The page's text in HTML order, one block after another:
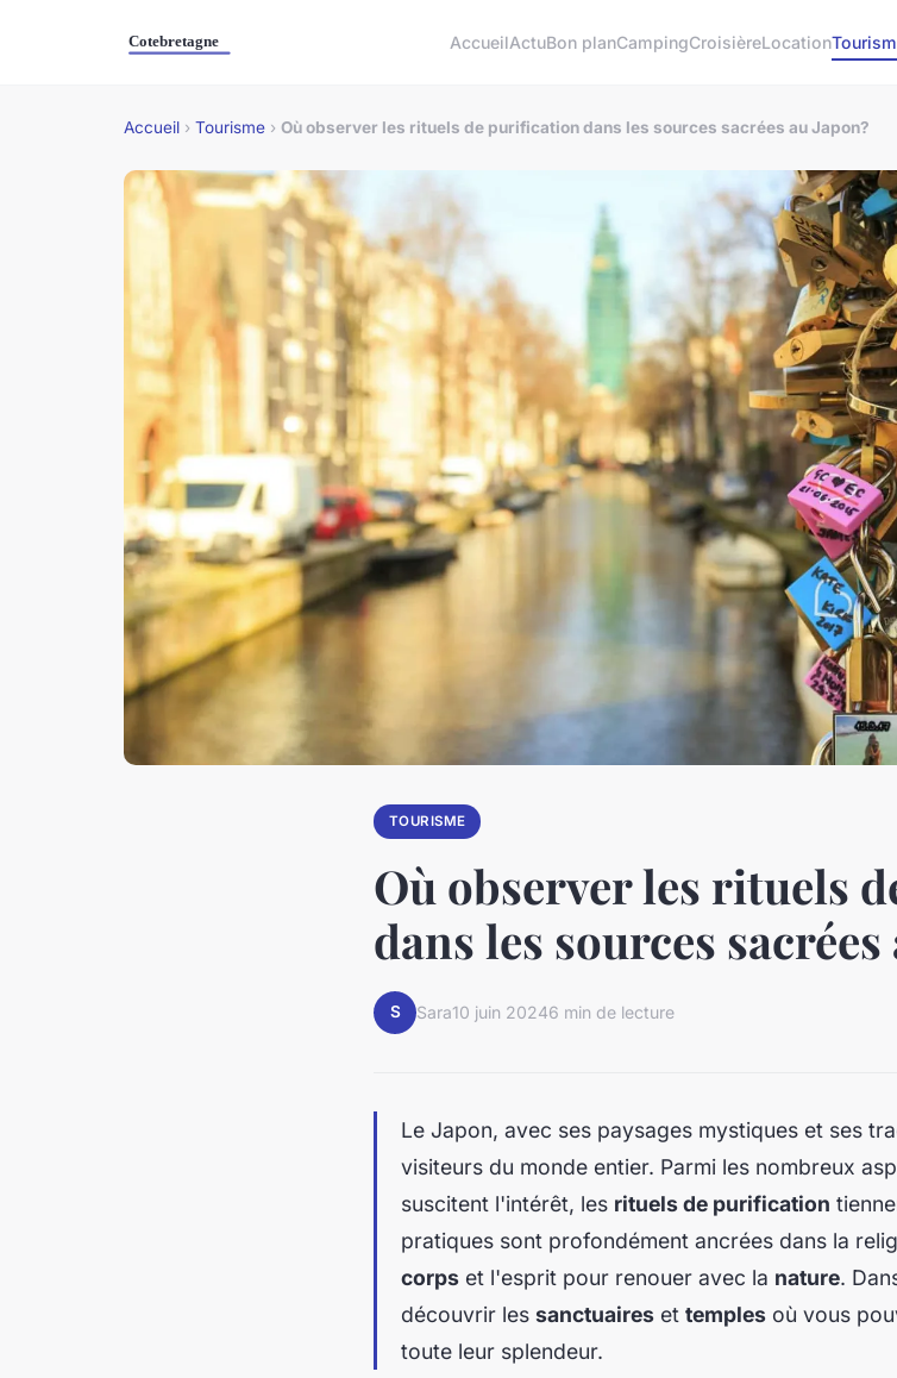
AccueilActuBon planCampingCroisièreLocation
Accueil › Tourisme › Où observer les rituels de purification dans les sources sacrées au Japon?
TOURISME
Où observer les rituels
dans les sources sacrées
S Sara10 juin 20246 min de lecture
Le Japon, avec ses paysages mystiques et ses
visiteurs du monde entier. Parmi les nombreux
suscitent l'intérêt, les rituels de purification
pratiques sont profondément ancrées dans la
corps et l'esprit pour renouer avec la nature.
découvrir les sanctuaires et temples où vous
toute leur splendeur.